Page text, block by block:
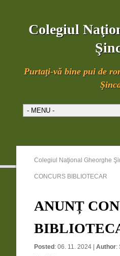
Colegiul
Purtaţi-vă bine pui de
Colegiul Naţional Gheorghe
CONCURS BIBLIOTECAR
ANUNȚ
Posted : 06. 11. 2024 |Author: